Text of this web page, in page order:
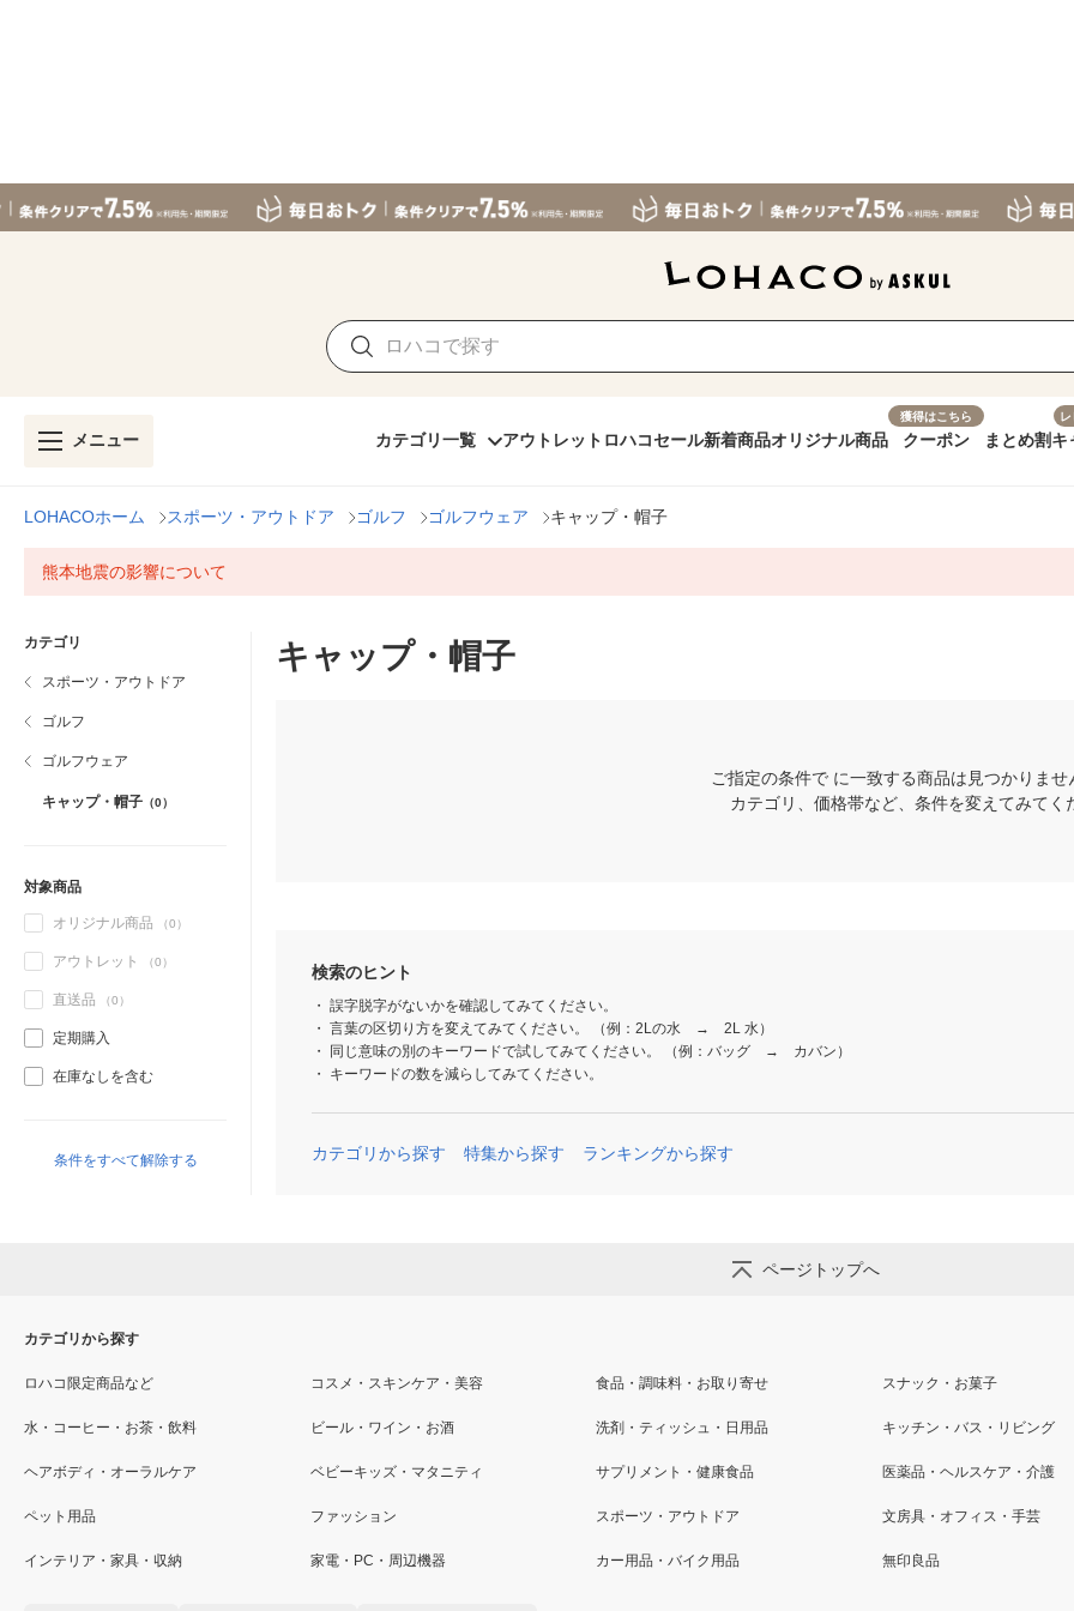
メニュー カテゴリ一覧 アウトレット ロハコセール新着商品オリジナル商品
獲得はこちら
クーポン まとめ割キ
LOHACOホーム スポーツ・アウトドア ゴルフ ゴルフウェア キャップ・帽子
熊本地震の影響について
カテゴリ
スポーツ・アウトドア
ゴルフ
ゴルフウェア
キャップ・帽子 （0）
対象商品
オリジナル商品 （0）
アウトレット （0）
直送品 （0）
定期購入
在庫なしを含む
条件をすべて解除する
キャップ・帽子
ご指定の条件で に一致する商品は見つかりませ
カテゴリ、価格帯など、条件を変えてみてく
検索のヒント
誤字脱字がないかを確認してみてください。
言葉の区切り方を変えてみてください。 （例：2Lの水 → 2L 水）
同じ意味の別のキーワードで試してみてください。 （例：バッグ → カバン）
キーワードの数を減らしてみてください。
カテゴリから探す 特集から探す ランキングから探す
ページトップへ
カテゴリから探す
ロハコ限定商品など コスメ・スキンケア・美容 食品・調味料・お取り寄せ スナック・お菓子
水・コーヒー・お茶・飲料 ビール・ワイン・お酒 洗剤・ティッシュ・日用品 キッチン・バス・リビング
ヘアボディ・オーラルケア ベビーキッズ・マタニティ サプリメント・健康食品 医薬品・ヘルスケア・介護
ペット用品 ファッション スポーツ・アウトドア 文房具・オフィス・手芸
インテリア・家具・収納 家電・PC・周辺機器 カー用品・バイク用品 無印良品